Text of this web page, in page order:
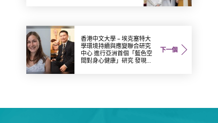
下一個
香港中文大學 – 埃克塞特大
學環境持續與應變聯合研究
中心 進行亞洲首個「藍色空
間對身心健康」研究 發現